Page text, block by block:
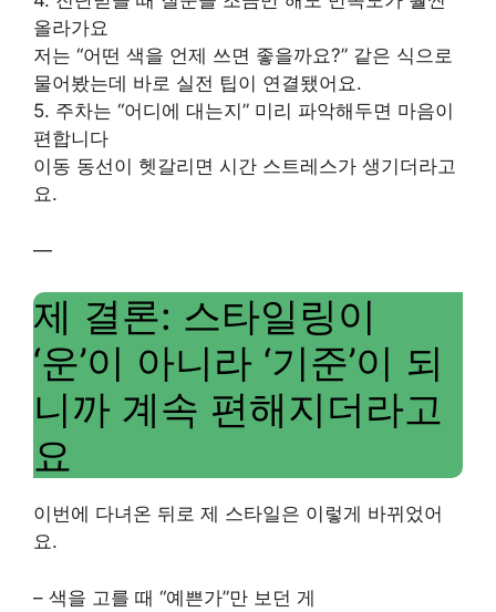
올라가요
저는 “어떤 색을 언제 쓰면 좋을까요?” 같은 식으로
물어봤는데 바로 실전 팁이 연결됐어요.
5. 주차는 “어디에 대는지” 미리 파악해두면 마음이
편합니다
이동 동선이 헷갈리면 시간 스트레스가 생기더라고
요.
—
제 결론: 스타일링이
‘운’이 아니라 ‘기준’이 되
니까 계속 편해지더라고
요
이번에 다녀온 뒤로 제 스타일은 이렇게 바뀌었어
요.
– 색을 고를 때 “예쁜가”만 보던 게